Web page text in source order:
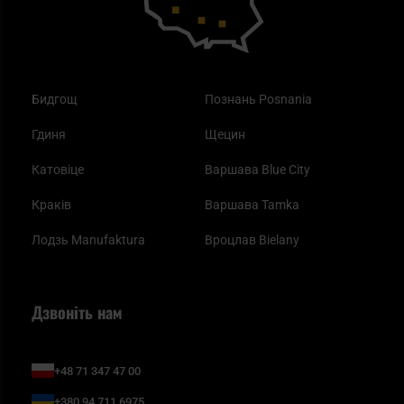
Бидгощ
Гдиня
Катовіце
Краків
Лодзь Manufaktura
Познань Posnania
Щецин
Варшава Blue City
Варшава Tamka
Вроцлав Bielany
Дзвоніть нам
+48 71 347 47 00